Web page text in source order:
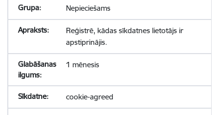
Nepieciešams
Reģistrē, kādas sīkdatnes lietotājs ir
apstiprinājis.
1 mēnesis
cookie-agreed